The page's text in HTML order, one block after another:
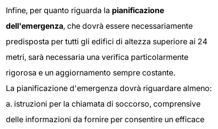
Infine, per quanto riguarda la pianificazione
dell'emergenza, che dovrà essere necessariamente
predisposta per tutti gli edifici di altezza superiore ai 24
metri, sarà necessaria una verifica particolarmente
rigorosa e un aggiornamento sempre costante.
La pianificazione d'emergenza dovrà riguardare almeno:
a. istruzioni per la chiamata di soccorso, comprensive
delle informazioni da fornire per consentire un efficace